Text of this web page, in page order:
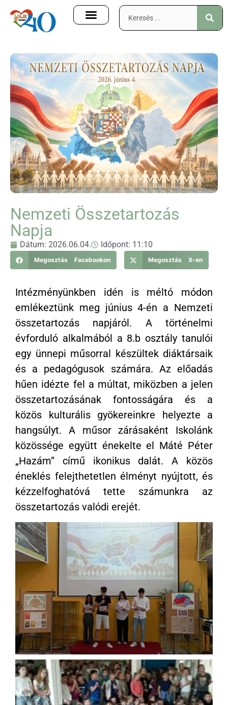
Nemzeti Összetartozás
Napja
Dátum: 2026.06.04. Időpont: 11:10
Megosztás Facebookon Megosztás X-en
Intézményünkben idén is méltó módon
emlékeztünk meg június 4-én a Nemzeti
összetartozás napjáról. A történelmi
évforduló alkalmából a 8.b osztály tanulói
egy ünnepi műsorral készültek diáktársaik
és a pedagógusok számára. Az előadás
hűen idézte fel a múltat, miközben a jelen
összetartozásának fontosságára és a
közös kulturális gyökereinkre helyezte a
hangsúlyt. A műsor zárásaként Iskolánk
közössége együtt énekelte el Máté Péter
„Hazám” című ikonikus dalát. A közös
éneklés felejthetetlen élményt nyújtott, és
kézzelfoghatóvá tette számunkra az
összetartozás valódi erejét.